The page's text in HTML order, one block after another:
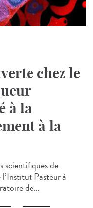
chez le
à la
à la
scientifiques de
Pasteur à
de...